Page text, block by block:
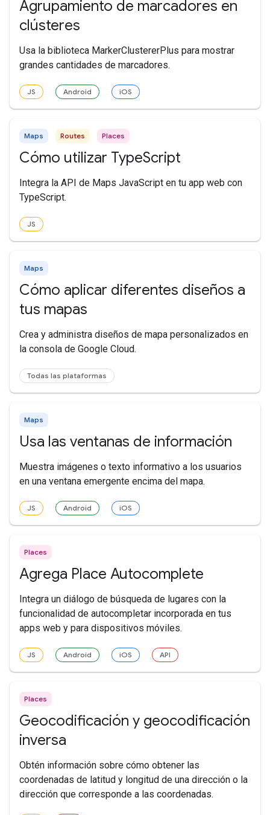
Agrupamiento de marcadores en
clústeres
Usa la biblioteca MarkerClustererPlus para mostrar
grandes cantidades de marcadores.
JS Android iOS
Maps Routes Places
Cómo utilizar TypeScript
Integra la API de Maps JavaScript en tu app web con
TypeScript.
JS
Maps
Cómo aplicar diferentes diseños a
tus mapas
Crea y administra diseños de mapa personalizados en
la consola de Google Cloud.
Todas las plataformas
Maps
Usa las ventanas de información
Muestra imágenes o texto informativo a los usuarios
en una ventana emergente encima del mapa.
JS Android iOS
Places
Agrega Place Autocomplete
Integra un diálogo de búsqueda de lugares con la
funcionalidad de autocompletar incorporada en tus
apps web y para dispositivos móviles.
JS Android iOS API
Places
Geocodificación y geocodificación
inversa
Obtén información sobre cómo obtener las
coordenadas de latitud y longitud de una dirección o la
dirección que corresponde a las coordenadas.